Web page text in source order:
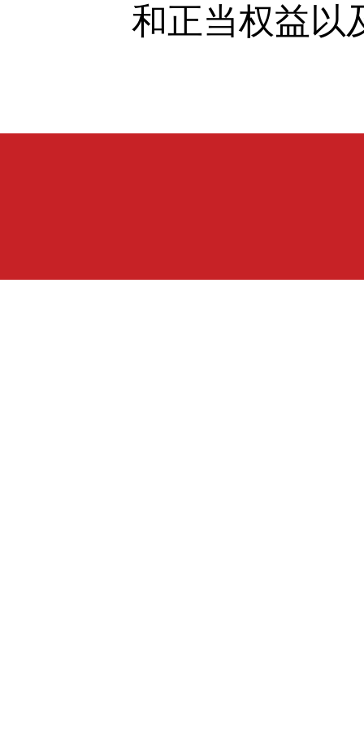
和正当权益以